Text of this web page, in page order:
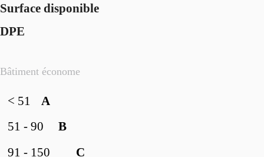
Surface disponible
DPE
Bâtiment économe
A
< 51
B
51 - 90
C
91 - 150